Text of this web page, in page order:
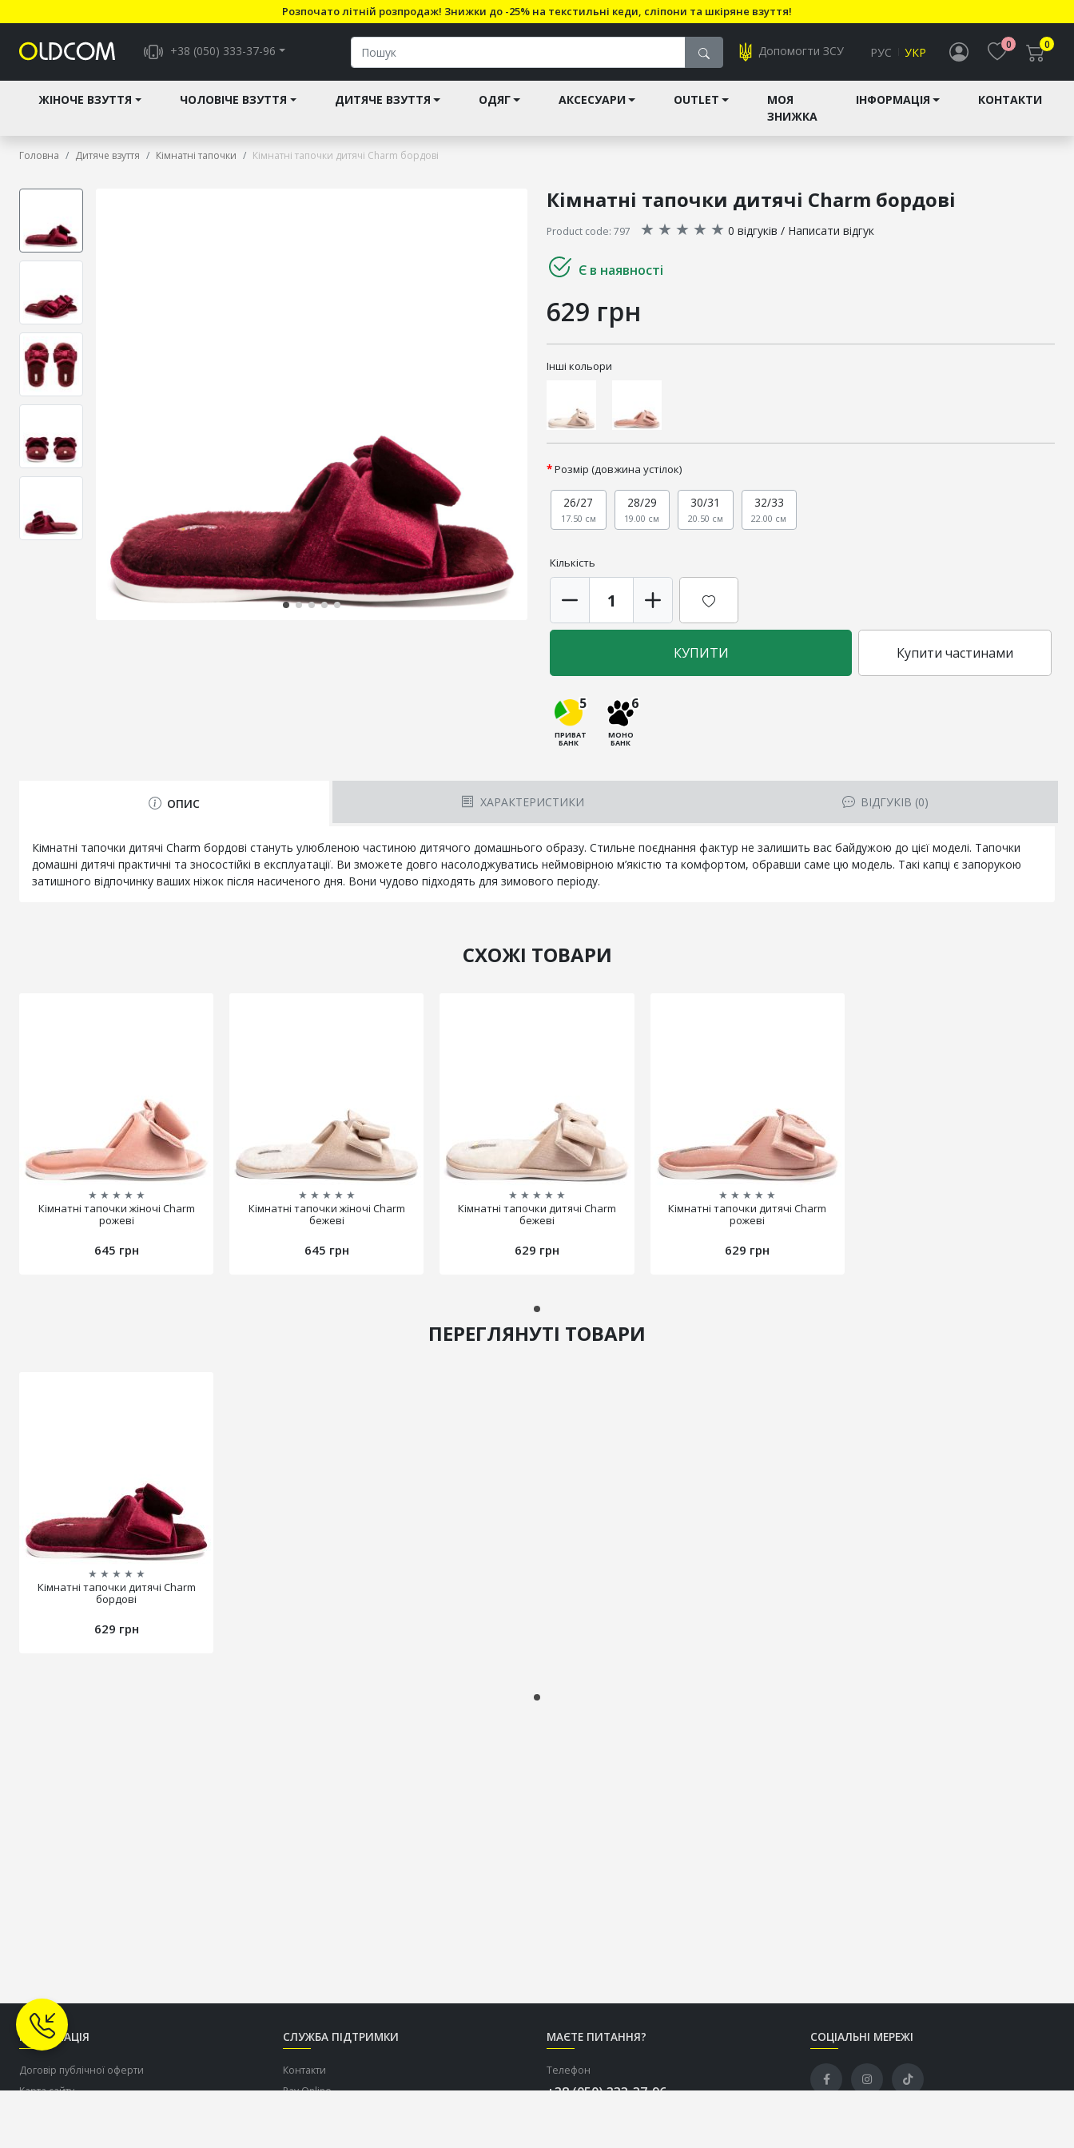
Розпочато літній розпродаж! Знижки до -25% на текстильні кеди, сліпони та шкіряне взуття!
+38 (050) 333-37-96 Допомогти ЗСУ РУС УКР
0 0
ЖІНОЧЕ ВЗУТТЯ ЧОЛОВІЧЕ ВЗУТТЯ ДИТЯЧЕ ВЗУТТЯ ОДЯГ АКСЕСУАРИ OUTLET
МОЯ
ЗНИЖКА
ІНФОРМАЦІЯ КОНТАКТИ
Головна Дитяче взуття Кімнатні тапочки Кімнатні тапочки дитячі Charm бордові
Кімнатні тапочки дитячі Charm бордові
Product code: 797 ★ ★ ★ ★ ★ 0 відгуків / Написати відгук
Є в наявності
629 грн
Інші кольори
Розмір (довжина устілок)
26/27
17.50 см
28/29
19.00 см
30/31
20.50 см
32/33
22.00 см
Кількість
КУПИТИ Купити частинами
5
ПРИВАТ
БАНК
6
МОНО
БАНК
ОПИС ХАРАКТЕРИСТИКИ ВІДГУКІВ (0)
Кімнатні тапочки дитячі Charm бордові стануть улюбленою частиною дитячого домашнього образу. Стильне поєднання фактур не залишить вас байдужою до цієї моделі. Тапочки
домашні дитячі практичні та зносостійкі в експлуатації. Ви зможете довго насолоджуватись неймовірною м’якістю та комфортом, обравши саме цю модель. Такі капці є запорукою
затишного відпочинку ваших ніжок після насиченого дня. Вони чудово підходять для зимового періоду.
СХОЖІ ТОВАРИ
★ ★ ★ ★ ★
Кімнатні тапочки жіночі Charm
рожеві
645 грн
★ ★ ★ ★ ★
Кімнатні тапочки жіночі Charm
бежеві
645 грн
★ ★ ★ ★ ★
Кімнатні тапочки дитячі Charm
бежеві
629 грн
★ ★ ★ ★ ★
Кімнатні тапочки дитячі Charm
рожеві
629 грн
ПЕРЕГЛЯНУТІ ТОВАРИ
★ ★ ★ ★ ★
Кімнатні тапочки дитячі Charm
бордові
629 грн
ІНФОРМАЦІЯ
Договір публічної оферти
Карта сайту
СЛУЖБА ПІДТРИМКИ
Контакти
Pay Online
МАЄТЕ ПИТАННЯ?
Телефон
+38 (050) 333-37-96
СОЦІАЛЬНІ МЕРЕЖІ